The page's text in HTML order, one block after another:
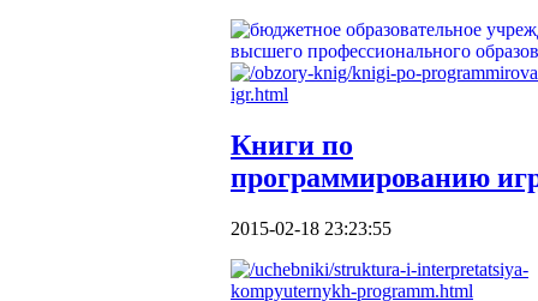
Книги по
программированию
2015-02-18 23:23:55